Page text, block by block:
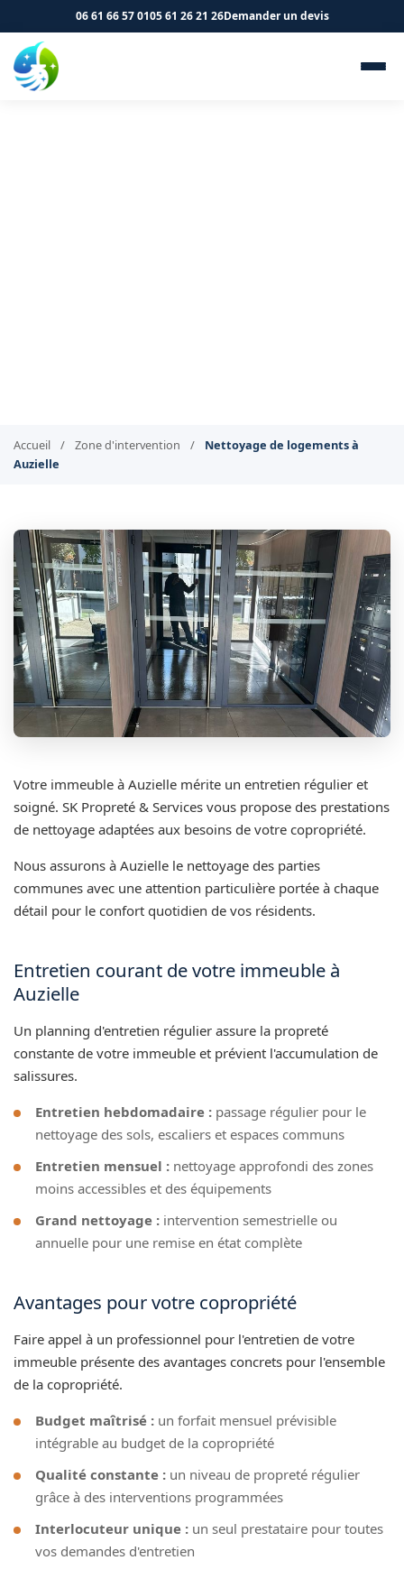
06 61 66 57 0105 61 26 21 26Demander un devis
Accueil / Zone d'intervention /
Nettoyage de logements à
Auzielle
Votre immeuble à Auzielle mérite un entretien régulier et
soigné. SK Propreté & Services vous propose des prestations
de nettoyage adaptées aux besoins de votre copropriété.
Nous assurons à Auzielle le nettoyage des parties
communes avec une attention particulière portée à chaque
détail pour le confort quotidien de vos résidents.
Entretien courant de votre immeuble à
Auzielle
Un planning d'entretien régulier assure la propreté
constante de votre immeuble et prévient l'accumulation de
salissures.
Entretien hebdomadaire : passage régulier pour le
nettoyage des sols, escaliers et espaces communs
Entretien mensuel : nettoyage approfondi des zones
moins accessibles et des équipements
Grand nettoyage : intervention semestrielle ou
annuelle pour une remise en état complète
Avantages pour votre copropriété
Faire appel à un professionnel pour l'entretien de votre
immeuble présente des avantages concrets pour l'ensemble
de la copropriété.
Budget maîtrisé : un forfait mensuel prévisible
intégrable au budget de la copropriété
Qualité constante : un niveau de propreté régulier
grâce à des interventions programmées
Interlocuteur unique : un seul prestataire pour toutes
vos demandes d'entretien